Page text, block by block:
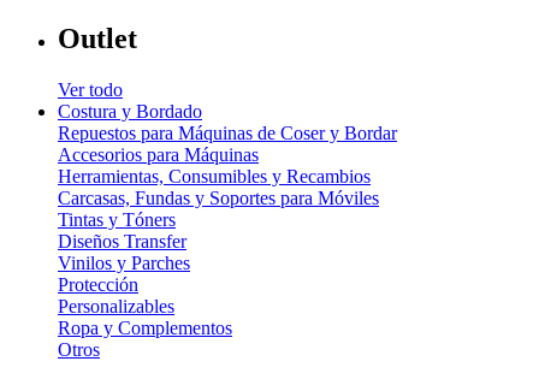
Outlet
Ver todo
Costura y Bordado
Repuestos para Máquinas de Coser y Bordar
Accesorios para Máquinas
Herramientas, Consumibles y Recambios
Carcasas, Fundas y Soportes para Móviles
Tintas y Tóners
Diseños Transfer
Vinilos y Parches
Protección
Personalizables
Ropa y Complementos
Otros